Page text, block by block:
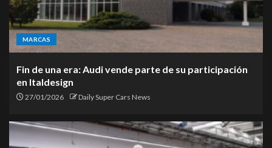
MARCAS
Fin de una era: Audi vende parte de su participación
en Italdesign
27/01/2026 Daily Super Cars News